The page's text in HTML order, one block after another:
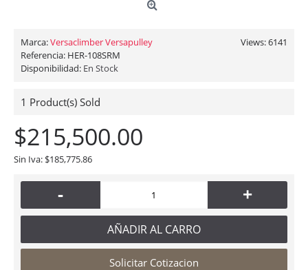
Views: 6141
Marca:Versaclimber Versapulley
Referencia: HER-108SRM
Disponibilidad: En Stock
1 Product(s) Sold
$215,500.00
Sin Iva: $185,775.86
- +
AÑADIR AL CARRO
Solicitar Cotizacion